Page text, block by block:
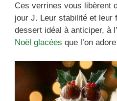
Ces verrines vous libèrent
jour J. Leur stabilité et leur
dessert idéal à anticiper, à
Noël glacées que l’on